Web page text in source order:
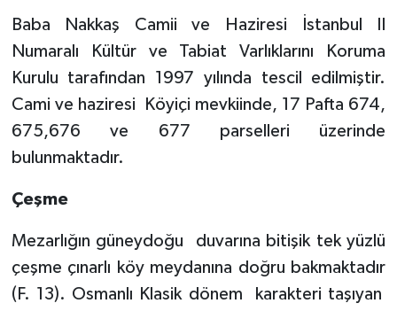
Baba Nakkaş Camii ve Haziresi İstanbul II
Numaralı Kültür ve Tabiat Varlıklarını Koruma
Kurulu tarafından 1997 yılında tescil edilmiştir.
Cami ve haziresi
Köyiçi mevkiinde, 17 Pafta 674,
675,676 ve 677 parselleri üzerinde
bulunmaktadır.
Çeşme
Mezarlığın güneydoğu
duvarına bitişik tek yüzlü
çeşme çınarlı köy meydanına doğru bakmaktadır
(F. 13). Osmanlı Klasik dönem
karakteri taşıyan